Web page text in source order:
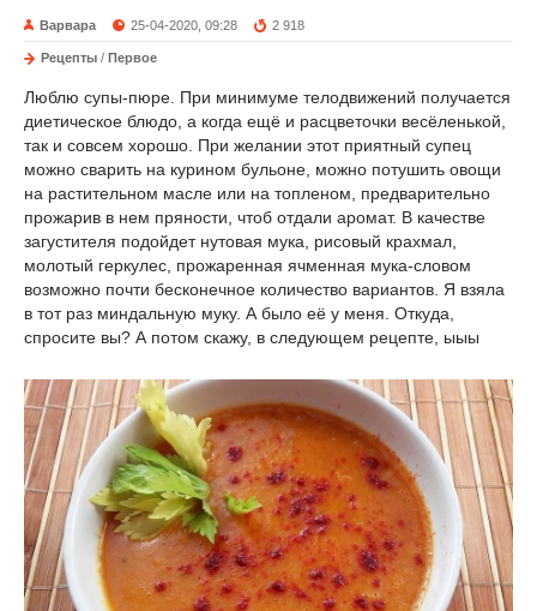
Варвара 25-04-2020, 09:28 2 918
Рецепты / Первое
Люблю супы-пюре. При минимуме телодвижений получается
диетическое блюдо, а когда ещё и расцветочки весёленькой,
так и совсем хорошо. При желании этот приятный супец
можно сварить на курином бульоне, можно потушить овощи
на растительном масле или на топленом, предварительно
прожарив в нем пряности, чтоб отдали аромат. В качестве
загустителя подойдет нутовая мука, рисовый крахмал,
молотый геркулес, прожаренная ячменная мука-словом
возможно почти бесконечное количество вариантов. Я взяла
в тот раз миндальную муку. А было её у меня. Откуда,
спросите вы? А потом скажу, в следующем рецепте, ыыы